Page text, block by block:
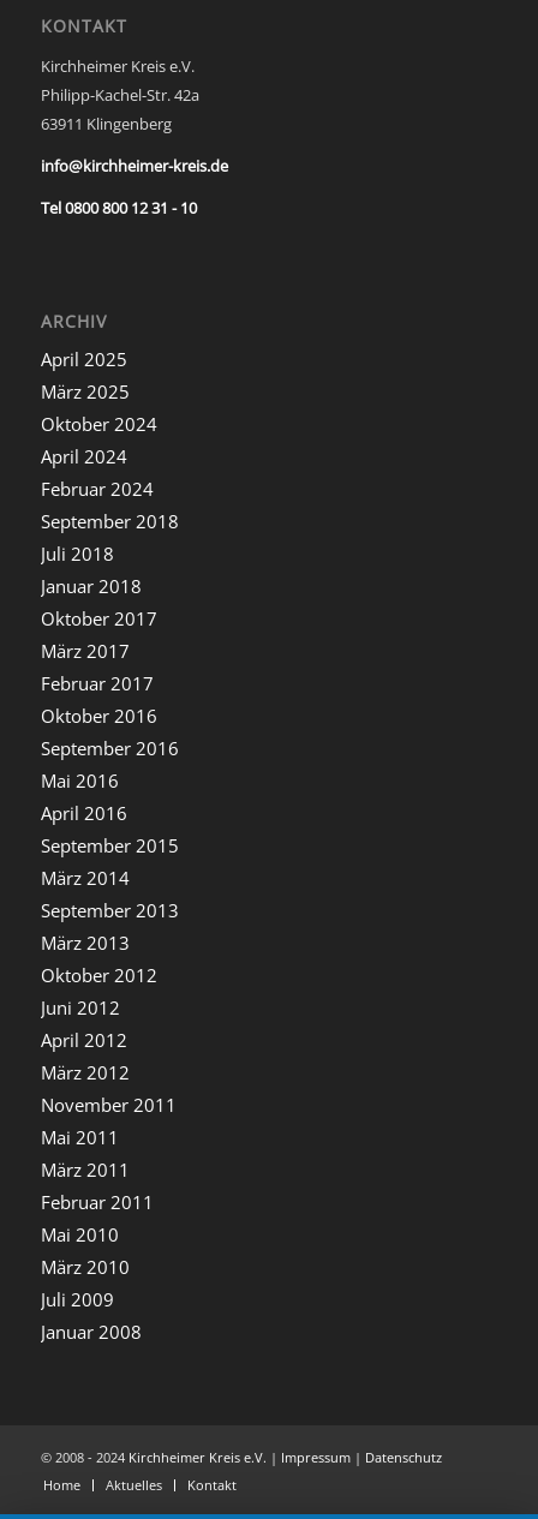
KONTAKT
Kirchheimer Kreis e.V.
Philipp-Kachel-Str. 42a
63911 Klingenberg
info@kirchheimer-kreis.de
Tel 0800 800 12 31 - 10
ARCHIV
April 2025
März 2025
Oktober 2024
April 2024
Februar 2024
September 2018
Juli 2018
Januar 2018
Oktober 2017
März 2017
Februar 2017
Oktober 2016
September 2016
Mai 2016
April 2016
September 2015
März 2014
September 2013
März 2013
Oktober 2012
Juni 2012
April 2012
März 2012
November 2011
Mai 2011
März 2011
Februar 2011
Mai 2010
März 2010
Juli 2009
Januar 2008
© 2008 - 2024 Kirchheimer Kreis e.V. | Impressum| Datenschutz
Home
Aktuelles Kontakt